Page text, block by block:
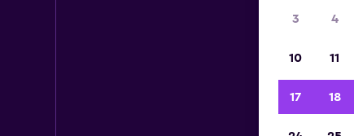
3 4
10 11
17 18